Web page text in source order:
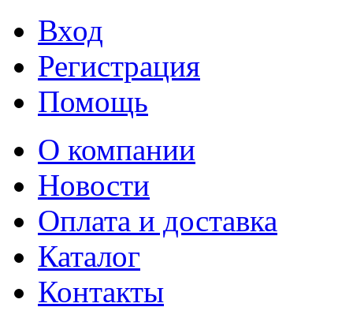
Вход
Регистрация
Помощь
О компании
Новости
Оплата и доставка
Каталог
Контакты